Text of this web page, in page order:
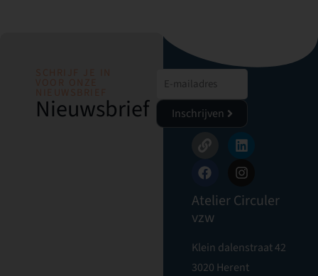
SCHRIJF JE IN
VOOR ONZE
NIEUWSBRIEF
Nieuwsbrief Inschrijven
Atelier Circuler
vzw
Klein dalenstraat 42
3020 Herent